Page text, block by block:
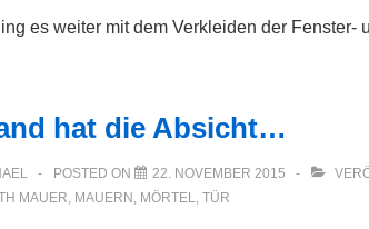
es weiter mit dem Verkleiden der
hat die Absicht…
POSTED ON 22. NOVEMBER 2015
MAUER, MAUERN , MÖRTEL, TÜR